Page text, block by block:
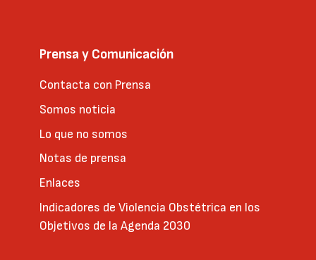
Prensa y Comunicación
Contacta con Prensa
Somos noticia
Lo que no somos
Notas de prensa
Enlaces
Indicadores de Violencia Obstétrica en los
Objetivos de la Agenda 2030